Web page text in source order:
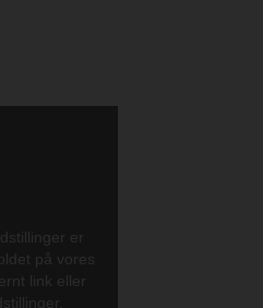
er
på vores
link eller